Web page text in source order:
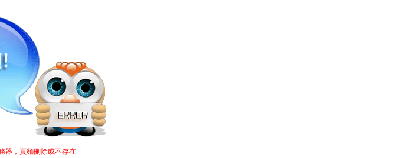
器，頁麵刪除或不存在